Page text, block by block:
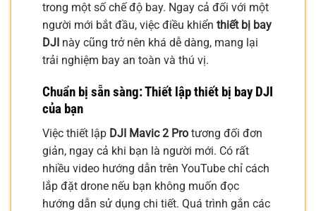
trong một số chế độ bay. Ngay cả đối với một
người mới bắt đầu, việc điều khiển thiết bị bay
DJI này cũng trở nên khá dễ dàng, mang lại
trải nghiệm bay an toàn và thú vị.
Chuẩn bị sẵn sàng: Thiết lập thiết bị bay DJI
của bạn
Việc thiết lập DJI Mavic 2 Pro tương đối đơn
giản, ngay cả khi bạn là người mới. Có rất
nhiều video hướng dẫn trên YouTube chỉ cách
lắp đặt drone nếu bạn không muốn đọc
hướng dẫn sử dụng chi tiết. Quá trình gắn các